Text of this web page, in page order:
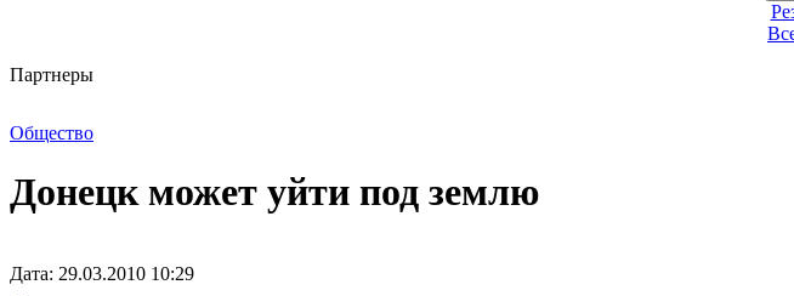
Партнеры
Общество
Донецк может уйти под землю
Дата: 29.03.2010 10:29